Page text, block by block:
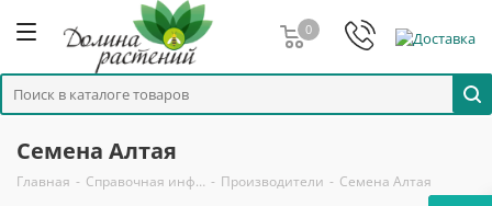
0
Семена Алтая
Главная - Справочная инф… - Производители - Семена Алтая